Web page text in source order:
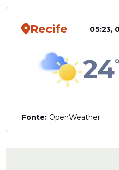
Recife 05:23,
24
Fonte: OpenWeather